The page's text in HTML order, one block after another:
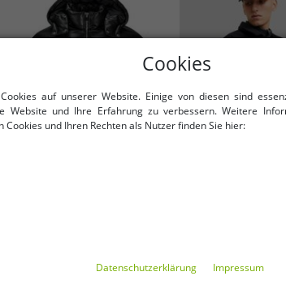
Jacke Schwarz
Jacke
Cookies
auf unserer Website. Einige von diesen sind
Website und Ihre Erfahrung zu verbessern. Weitere
Cookies und Ihren Rechten als Nutzer finden Sie hier:
Daten­schutz­erklärung Impressum